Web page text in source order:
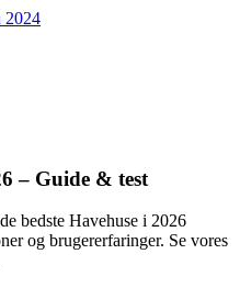
2024
– Guide & test
bedste Havehuse i 2026
og brugererfaringer. Se vores